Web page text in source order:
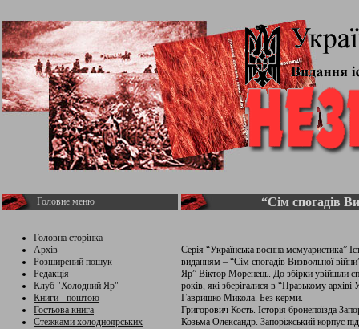
Головне меню
Головна сторінка
Архів
Розширений пошук
Редакція
Клуб "Холодний Яр"
Книги - поштою
Гостьова книга
Стежками холодноярських
“Сім спогадів
Серія “Українська воєнна мемуаристика”
виданням – “Сім спогадів Визвольної
Яр” Віктор Моренець. До збірки увійшли
років, які зберігалися в “Празькому
Гавришко Микола. Без керми.
Григорович Кость. Історія бронепоїзда
Козьма Олександр. Запоріжський корпус